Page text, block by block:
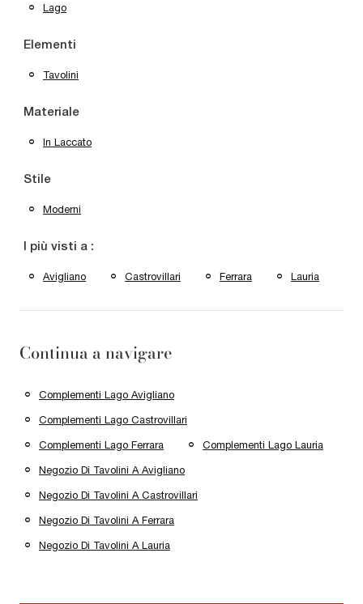
Lago
Elementi
Tavolini
Materiale
In Laccato
Stile
Moderni
I più visti a :
Avigliano Castrovillari Ferrara Lauria
Continua a navigare
Complementi Lago Avigliano
Complementi Lago Castrovillari
Complementi Lago Ferrara Complementi Lago Lauria
Negozio Di Tavolini A Avigliano
Negozio Di Tavolini A Castrovillari
Negozio Di Tavolini A Ferrara
Negozio Di Tavolini A Lauria